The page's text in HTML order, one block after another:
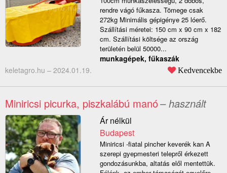
rendre vágó fűkasza. Tömege csak
272kg Minimális gépigénye 25 lóerő.
Szállítási méretei: 150 cm x 90 cm x 182
cm. Szállítási költsége az ország
területén belül 50000...
munkagépek, fűkaszák
keletagro.hu – 2024.01.19. Kedvencekbe
Miniricsi picurka, piszkalábú manó– használt
Ár nélkül
Budapest
Miniricsi -fiatal pincher keverék kan A
szerepi gyepmesteri telepről érkezett
gondozásunkba, altatás elől mentettük.